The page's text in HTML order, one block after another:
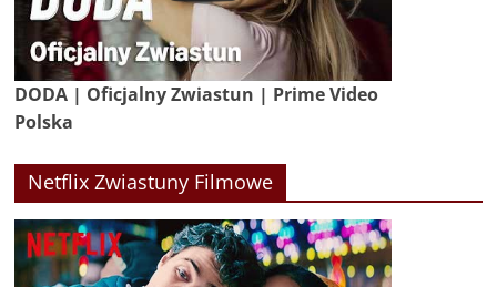
DODA | Oficjalny Zwiastun | Prime Video
Polska
Netflix Zwiastuny Filmowe